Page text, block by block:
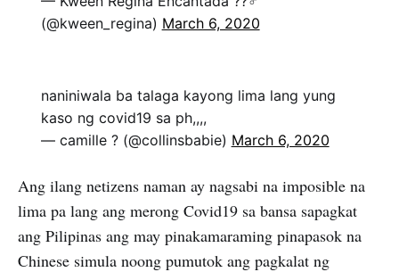
(@kween_regina) March 6, 2020
naniniwala ba talaga kayong lima lang yung
kaso ng covid19 sa ph,,,,
— camille ? (@collinsbabie) March 6, 2020
Ang ilang netizens naman ay nagsabi na imposible na
lima pa lang ang merong Covid19 sa bansa sapagkat
ang Pilipinas ang may pinakamaraming pinapasok na
Chinese simula noong pumutok ang pagkalat ng